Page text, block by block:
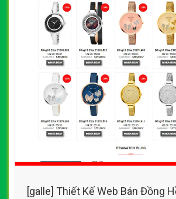
[galle] Thiết Kế Web Bán Đồng